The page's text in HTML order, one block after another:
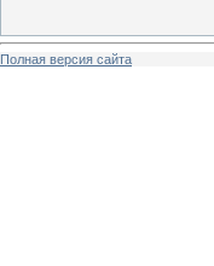
Полная версия сайта